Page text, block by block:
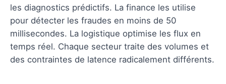
les diagnostics prédictifs. La finance les utilise
pour détecter les fraudes en moins de 50
millisecondes. La logistique optimise les flux en
temps réel. Chaque secteur traite des volumes et
des contraintes de latence radicalement différents.